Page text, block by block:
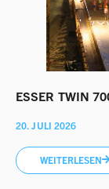
ESSER TWIN
20. JULI 2026
WEITERLESEN